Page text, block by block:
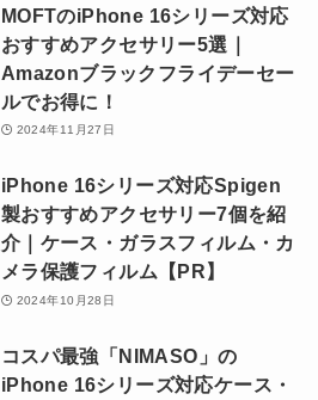
MOFTのiPhone 16シリーズ対応
おすすめアクセサリー5選｜
Amazonブラックフライデーセー
ルでお得に！
2024年11月27日
iPhone 16シリーズ対応Spigen
製おすすめアクセサリー7個を紹
介｜ケース・ガラスフィルム・カ
メラ保護フィルム【PR】
2024年10月28日
コスパ最強「NIMASO」の
iPhone 16シリーズ対応ケース・